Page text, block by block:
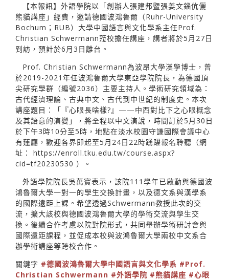
【本報訊】外語學院以「創辦人張建邦暨張姜文錙伉儷
熊貓講座」經費，邀請德國波鴻魯爾（Ruhr-University
Bochum；RUB）大學中國語言與文化學系主任Prof.
Christian Schwermann蒞校擔任講座，講者將於5月27日
到訪，預計於6月3日離台。
Prof. Christian Schwermann為波昂大學漢學博士，曾
於2019-2021年任波鴻魯爾大學東亞學院院長，為德國頂
尖研究學群（編號2036）主要主持人。學術研究領域為：
古代經濟理論、古典中文、古代到中世紀的制度史。本次
講座題目：「『心眼長啥樣?』——中西對比下之心眼概念
及其語意的演變」，將全程以中文演說，時間訂於5月30日
於下午3時10分至5時，地點在淡水校園守謙國際會議中心
有蓮廳，歡迎各界即起至5月24日22時踴躍報名聆聽（網
址： https://enroll.tku.edu.tw/course.aspx?
cid=tf20230530 ）。
外語學院院長吳萬寶表示，該院111學年已啟動與德國波
鴻魯爾大學一對一的學生交換計畫，以及德文系與漢學系
的國際遠距上課。希望透過Schwermann教授此次的交
流，擴大該校與德國波鴻魯爾大學的學術交流與學生交
換。後續合作考慮以院對院形式，共同舉辦學術研討會與
國際遠距課程，並促成本校與波鴻魯爾大學兩校中文系合
辦學術講座等跨校合作。
關鍵字 #德國波鴻魯爾大學中國語言與文化學系 #Prof.
Christian Schwermann #外語學院 #熊貓講座 #心眼